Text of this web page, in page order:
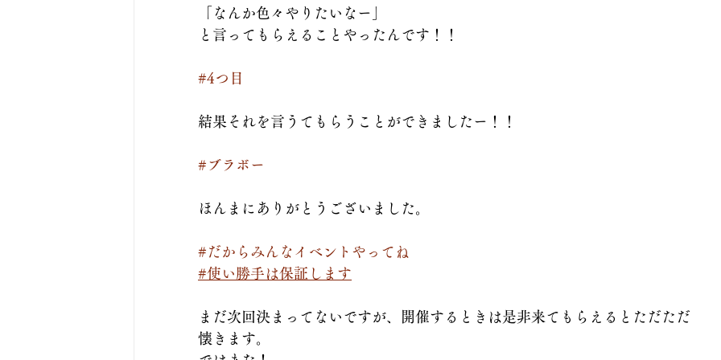
「なんか色々やりたいなー」
と言ってもらえることやったんです！！
#4つ目
結果それを言うてもらうことができましたー！！
#ブラボー
ほんまにありがとうございました。
#だからみんなイベントやってね
#使い勝手は保証します
まだ次回決まってないですが、開催するときは是非来てもらえるとただただ
懐きます。